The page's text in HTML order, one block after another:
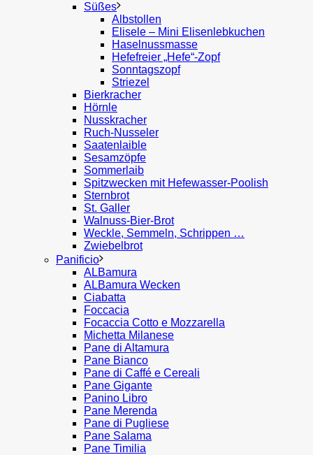
Süßes
Albstollen
Elisele – Mini Elisenlebkuchen
Haselnussmasse
Hefefreier „Hefe“-Zopf
Sonntagszopf
Striezel
Bierkracher
Hörnle
Nusskracher
Ruch-Nusseler
Saatenlaible
Sesamzöpfe
Sommerlaib
Spitzwecken mit Hefewasser-Poolish
Sternbrot
St. Galler
Walnuss-Bier-Brot
Weckle, Semmeln, Schrippen …
Zwiebelbrot
Panificio
ALBamura
ALBamura Wecken
Ciabatta
Foccacia
Focaccia Cotto e Mozzarella
Michetta Milanese
Pane di Altamura
Pane Bianco
Pane di Caffé e Cereali
Pane Gigante
Panino Libro
Pane Merenda
Pane di Pugliese
Pane Salama
Pane Timilia